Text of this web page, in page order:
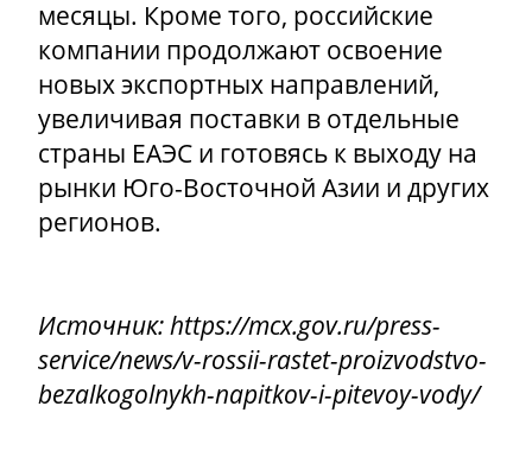
месяцы. Кроме того, российские
компании продолжают освоение
новых экспортных направлений,
увеличивая поставки в отдельные
страны ЕАЭС и готовясь к выходу на
рынки Юго-Восточной Азии и других
регионов.
Источник: https://mcx.gov.ru/press-
service/news/v-rossii-rastet-proizvodstvo-
bezalkogolnykh-napitkov-i-pitevoy-vody/